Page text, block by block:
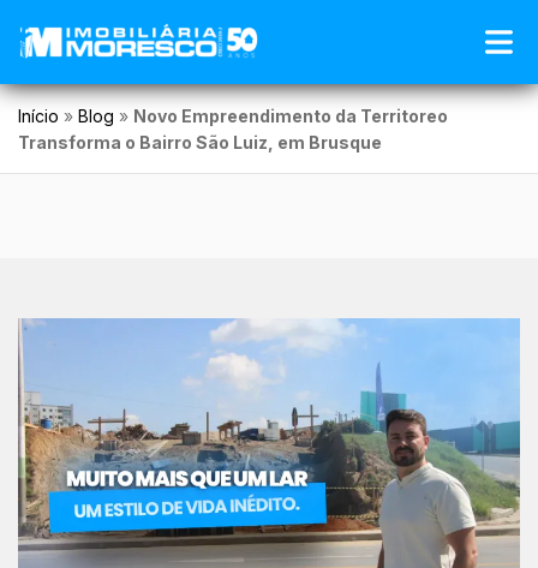
Início » Blog » Novo Empreendimento da Territoreo
Transforma o Bairro São Luiz, em Brusque